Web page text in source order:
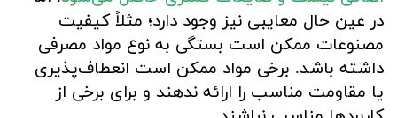
در عین حال معایبی نیز وجود دارد؛ مثلاً کیفیت
مصنوعات ممکن است بستگی به نوع مواد مصرفی
داشته باشد. برخی مواد ممکن است انعطاف‌پذیری
یا مقاومت مناسب را ارائه ندهند و برای برخی از